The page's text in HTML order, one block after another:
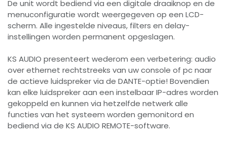
De unit wordt bediend via een digitale draaiknop en de
menuconfiguratie wordt weergegeven op een LCD-
scherm. Alle ingestelde niveaus, filters en delay-
instellingen worden permanent opgeslagen.
KS AUDIO presenteert wederom een ​​verbetering: audio
over ethernet rechtstreeks van uw console of pc naar
de actieve luidspreker via de DANTE-optie! Bovendien
kan elke luidspreker aan een instelbaar IP-adres worden
gekoppeld en kunnen via hetzelfde netwerk alle
functies van het systeem worden gemonitord en
bediend via de KS AUDIO REMOTE-software.